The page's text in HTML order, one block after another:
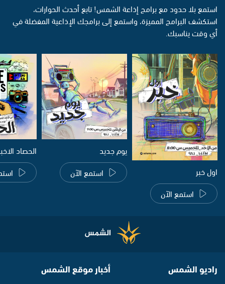
استمع بلا حدود مع برامج إذاعة الشمس! تابع أحدث الحوارات،
استكشف البرامج المميزة، واستمع إلى برامجك الإذاعية المفضلة في
أي وقت يناسبك.
اول خبر
استمع الآن
يوم جديد
استمع الآن
الحصاد
راديو الشمس أخبار موقع الشمس